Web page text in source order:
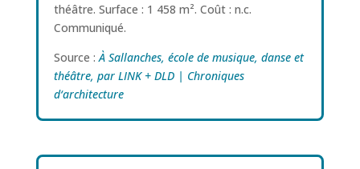
théâtre. Surface : 1 458 m². Coût : n.c.
Communiqué.
Source :À Sallanches, école de musique, danse et
théâtre, par LINK + DLD | Chroniques
d‘architecture